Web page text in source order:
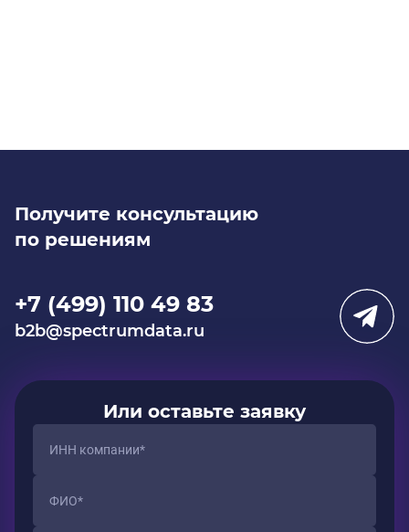
Получите консультацию
по решениям
+7 (499) 110 49 83
b2b@spectrumdata.ru
Или оставьте заявку